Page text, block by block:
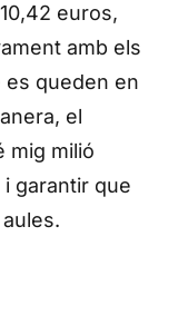
euros,
amb els
queden en
el
mig milió
garantir que